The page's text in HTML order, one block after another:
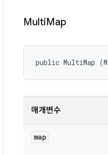
MultiMap
public MultiMap
매개변수
map